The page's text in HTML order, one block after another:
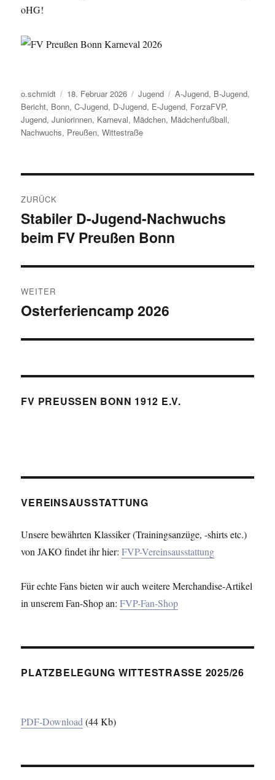
oHG!
Autor
o.schmidt
Veröffentlicht
am
18. Februar 2026 Kategorien
Jugend Schlagwörter
A-Jugend, B-Jugend,
Bericht, Bonn,C-Jugend, D-Jugend, E-Jugend, ForzaFVP,
Jugend,Juniorinnen, Karneval, Mädchen, Mädchenfußball,
Nachwuchs, Preußen,Wittestraße
ZURÜCK
Vorheriger
Beitrag:
Stabiler D-Jugend-Nachwuchs
beim FV Preußen Bonn
WEITER
Nächster
Osterferiencamp 2026
FV PREUSSEN BONN 1912 E.V.
VEREINSAUSSTATTUNG
Unsere bewährten Klassiker (Trainingsanzüge, -shirts etc.)
von JAKO findet ihr hier:FVP-Vereinsausstattung
Für echte Fans bieten wir auch weitere Merchandise-Artikel
in unserem Fan-Shop an:FVP-Fan-Shop
PLATZBELEGUNG WITTESTRASSE 2025/26
PDF-Download(44 Kb)